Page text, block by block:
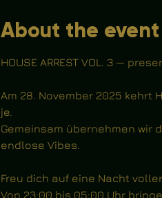
About the event
HOUSE ARREST VOL. 3 —
Am 28. November 2025 kehrt
je.
Gemeinsam übernehmen wir
endlose Vibes.
Freu dich auf eine Nacht
Von 23:00 bis 05:00 Uhr